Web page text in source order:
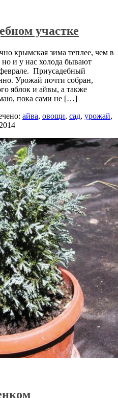
участке
крымская зима теплее, чем в
и у нас холода бывают
Приусадебный
Урожай почти собран,
яблок и айвы, а также
пока сами не […]
айва, овощи, сад, урожай,